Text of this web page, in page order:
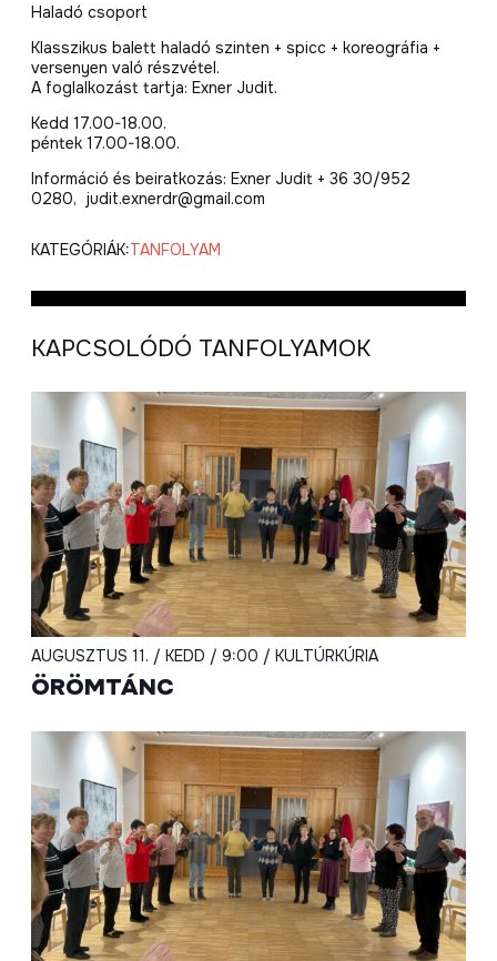
Haladó csoport
Klasszikus balett haladó szinten + spicc + koreográfia +
versenyen való részvétel.
A foglalkozást tartja: Exner Judit.
Kedd 17.00-18.00.
péntek 17.00-18.00.
Információ és beiratkozás: Exner Judit + 36 30/952
0280, judit.exnerdr@gmail.com
KATEGÓRIÁK:TANFOLYAM
KAPCSOLÓDÓ TANFOLYAMOK
AUGUSZTUS 11. / KEDD / 9:00 / KULTÚRKÚRIA
ÖRÖMTÁNC